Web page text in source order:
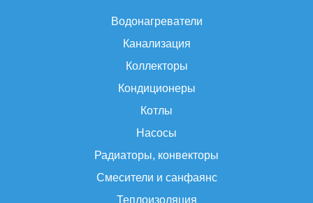
Водонагреватели
Канализация
Коллекторы
Кондиционеры
Котлы
Насосы
Радиаторы, конвекторы
Смесители и санфаянс
Теплоизоляция